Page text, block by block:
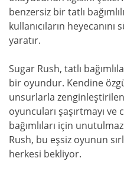
benzersiz bir tatlı
kullanıcıların
yaratır.
Sugar Rush, tatlı
bir oyundur. Kendine
unsurlarla
oyuncuları şaşırtmayı ve
bağımlıları için
Rush, bu eşsiz oyunun
herkesi bekliyor.